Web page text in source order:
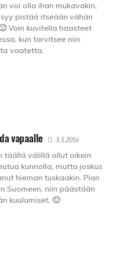
voi olla ihan mukavakin,
pistää itseään vähän
Voin kuvitella haasteet
kun tarvitsee niin
vaatetta.
vapaalle 3.3.2016
täällä välillä ollut oikein
kunnolla, mutta joskus
hieman tuskaakin. Pian
Suomeen, niin päästään
kuulumiset. 🙂